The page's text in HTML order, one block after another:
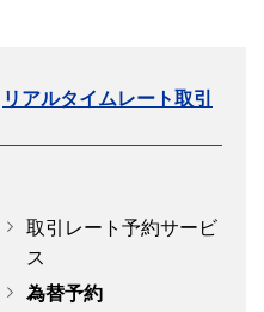
リアルタイムレート取引
取引レート予約サービ
ス
為替予約